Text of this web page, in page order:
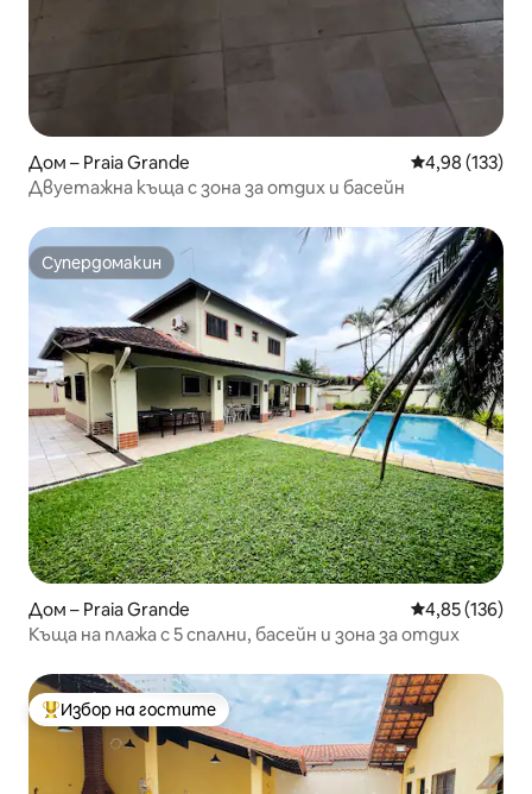
Дом – Praia Grande Средна
4,98 (133)
Двуетажна къща с зона за отдих и басейн
Супердомакин
Супердомакин
Дом – Praia Grande Средна
4,85 (136)
Къща на плажа с 5 спални, басейн и зона за отдих
Най-популярен избор на гостите
Избор на гостите